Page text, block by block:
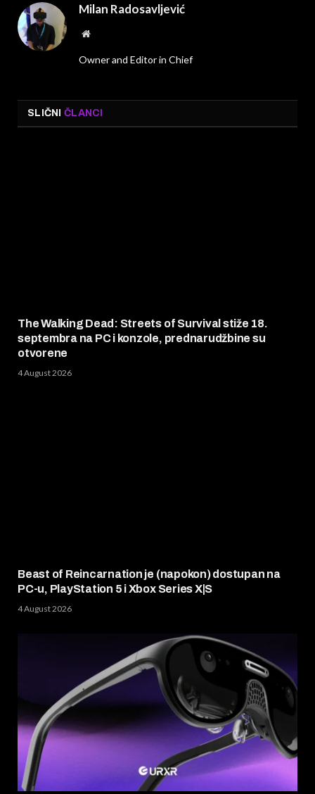
Milan Radosavljević
Website
Owner and Editor in Chief
SLIČNI ČLANCI
The Walking Dead: Streets of Survival stiže 18.
septembra na PC i konzole, prednarudžbine su
otvorene
4 August 2026
Beast of Reincarnation je (napokon) dostupan na
PC-u, PlayStation 5 i Xbox Series X|S
4 August 2026